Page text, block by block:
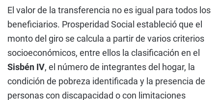
El valor de la transferencia no es igual para todos los
beneficiarios. Prosperidad Social estableció que el
monto del giro se calcula a partir de varios criterios
socioeconómicos, entre ellos la clasificación en el
Sisbén IV, el número de integrantes del hogar, la
condición de pobreza identificada y la presencia de
personas con discapacidad o con limitaciones